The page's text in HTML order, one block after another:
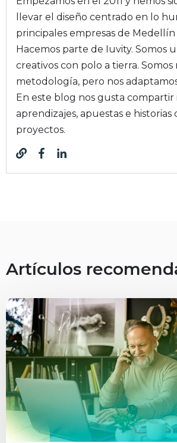
llevar el diseño centrado en lo
principales empresas de Medellín
Hacemos parte de Iuvity. Somos
creativos con polo a tierra. Somos
metodología, pero nos
En este blog nos gusta compartir
aprendizajes, apuestas e historias
proyectos.
Artículos